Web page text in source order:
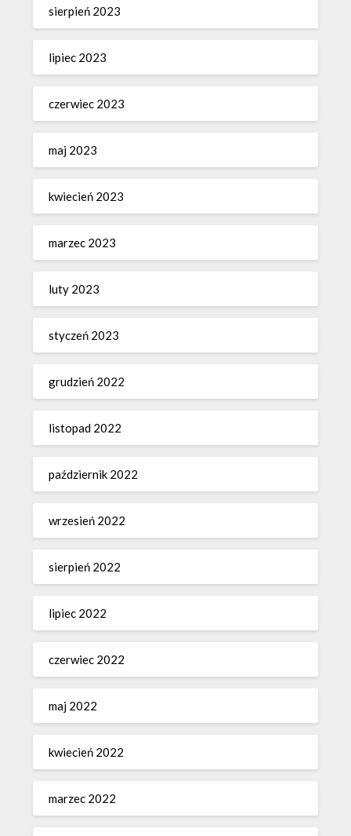
sierpień 2023
lipiec 2023
czerwiec 2023
maj 2023
kwiecień 2023
marzec 2023
luty 2023
styczeń 2023
grudzień 2022
listopad 2022
październik 2022
wrzesień 2022
sierpień 2022
lipiec 2022
czerwiec 2022
maj 2022
kwiecień 2022
marzec 2022